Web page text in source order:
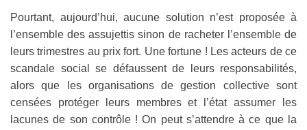
Pourtant, aujourd’hui, aucune solution n’est proposée à
l’ensemble des assujettis sinon de racheter l’ensemble de
leurs trimestres au prix fort. Une fortune ! Les acteurs de ce
scandale social se défaussent de leurs responsabilités,
alors que les organisations de gestion collective sont
censées protéger leurs membres et l’état assumer les
lacunes de son contrôle ! On peut s’attendre à ce que la